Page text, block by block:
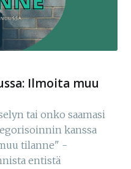
Ilmoita muu
tai onko saamasi
kanssa
tilanne" -
entistä